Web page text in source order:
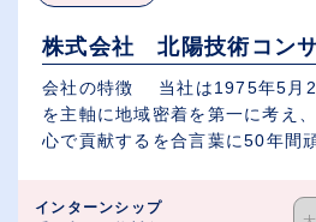
株式会社 北陽技術コン
会社の特徴 当社は1975年5月2
を主軸に地域密着を第一に考え
心で貢献するを合言葉に50年間
インターンシップ